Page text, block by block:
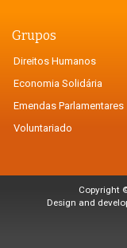
Grupos
Direitos Humanos
Economia Solidária
Emendas Parlamentares
Voluntariado
Copyright
Design and